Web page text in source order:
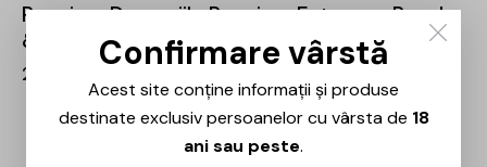
Panciu – Domeniile Panciu – Feteasca Regala
& Muscat Ottonel – 0.75L
26,00
Confirmare vârstă
Acest site conține informații și produse
destinate exclusiv persoanelor cu vârsta de 18
ani sau peste.